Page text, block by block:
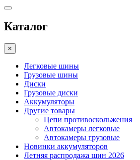
Каталог
×
Легковые шины
Грузовые шины
Диски
Грузовые диски
Аккумуляторы
Другие товары
Цепи противоскольжения
Автокамеры легковые
Автокамеры грузовые
Новинки аккумуляторов
Летняя распродажа шин 2026